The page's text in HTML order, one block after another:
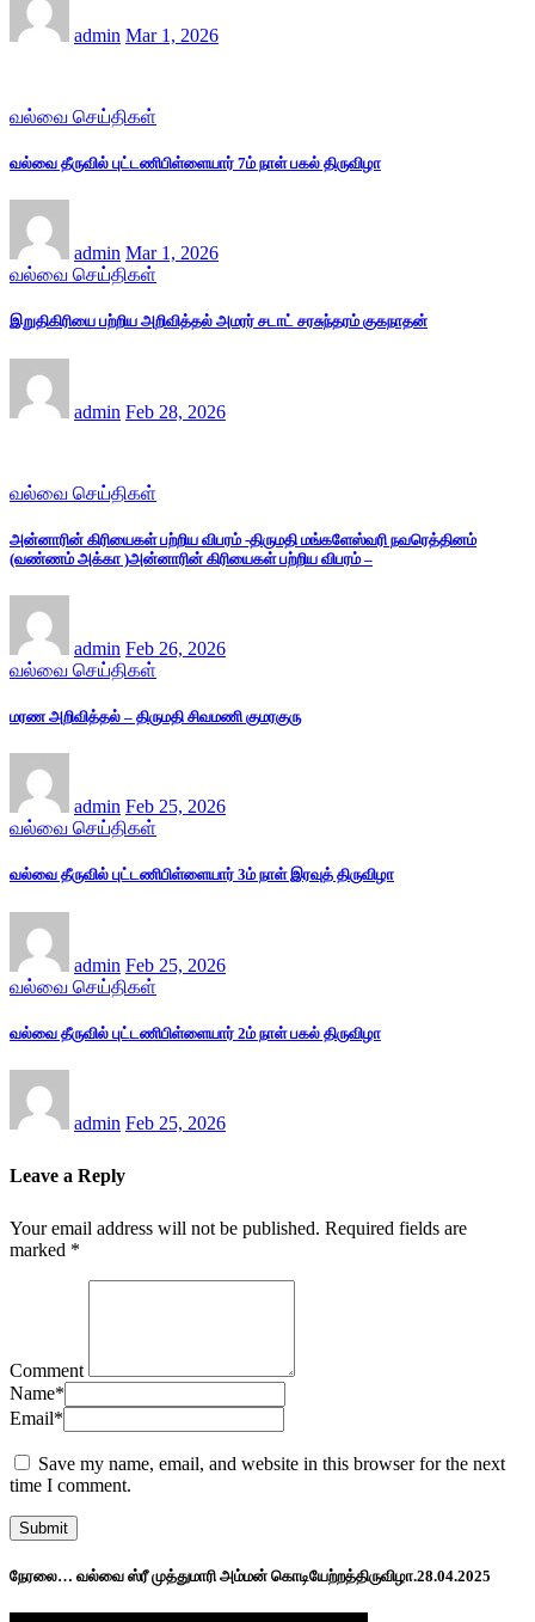
admin Mar 1, 2026
வல்வை செய்திகள்
வல்வை தீருவில் புட்டணிபிள்ளையார் 7ம் நாள் பகல் திருவிழா
admin Mar 1, 2026
வல்வை செய்திகள்
இறுதிகிரியை பற்றிய அறிவித்தல் அமரர் சடாட் சரசுந்தரம் குகநாதன்
admin Feb 28, 2026
வல்வை செய்திகள்
அன்னாரின் கிரியைகள் பற்றிய விபரம் -திருமதி மங்களேஸ்வரி நவரெத்தினம்
(வண்ணம் அக்கா )அன்னாரின் கிரியைகள் பற்றிய விபரம் –
admin Feb 26, 2026
வல்வை செய்திகள்
மரண அறிவித்தல் – திருமதி சிவமணி குமரகுரு
admin Feb 25, 2026
வல்வை செய்திகள்
வல்வை தீருவில் புட்டணிபிள்ளையார் 3ம் நாள் இரவுத் திருவிழா
admin Feb 25, 2026
வல்வை செய்திகள்
வல்வை தீருவில் புட்டணிபிள்ளையார் 2ம் நாள் பகல் திருவிழா
admin Feb 25, 2026
Leave a Reply
Your email address will not be published. Required fields are
marked *
Comment
Name*
Email*
Save my name, email, and website in this browser for the next
time I comment.
நேரலை… வல்வை ஸ்ரீ முத்துமாரி அம்மன் கொடியேற்றத்திருவிழா.28.04.2025